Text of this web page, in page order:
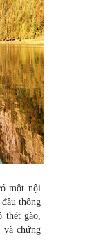
một nội
thông
thét gào,
và chứng